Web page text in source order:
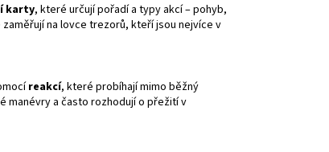
karty, které určují pořadí a typy akcí – pohyb,
na lovce trezorů, kteří jsou nejvíce v
reakcí, které probíhají mimo běžný
manévry a často rozhodují o přežití v